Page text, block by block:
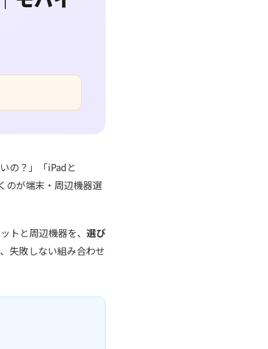
の？」「iPadと
が端末・周辺機器選
トと周辺機器を、 選び
失敗しない組み合わせ